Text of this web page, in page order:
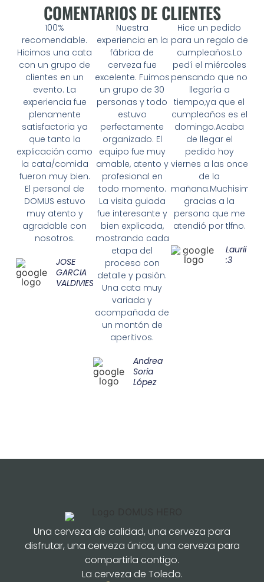
COMENTARIOS DE CLIENTES
100%
recomendable.
Hicimos una cata
con un grupo de
clientes en un
evento. La
experiencia fue
plenamente
satisfactoria ya
que tanto la
explicación como
la cata/comida
fueron muy bien.
El personal de
DOMUS estuvo
muy atento y
agradable con
nosotros.
JOSE
GARCIA
VALDIVIESO
Nuestra
experiencia en la
fábrica de
cerveza fue
excelente. Fuimos
un grupo de 30
personas y todo
estuvo
perfectamente
organizado. El
equipo fue muy
amable, atento y
profesional en
todo momento.
La visita guiada
fue interesante y
bien explicada,
mostrando cada
etapa del
proceso con
detalle y pasión.
Una cata muy
variada y
acompañada de
un montón de
aperitivos.
Andrea
Soria
López
Hice un pedido
para un regalo de
cumpleaños.Lo
pedí el miércoles
pensando que no
llegaría a
tiempo,ya que el
cumpleaños es el
domingo.Acaba
de llegar el
pedido hoy
viernes a las once
de la
mañana.Muchisimas
gracias a la
persona que me
atendió por tlfno.
Laurii
:3
Una cerveza de calidad, una cerveza para
disfrutar, una cerveza única, una cerveza para
compartirla contigo.
La cerveza de Toledo.